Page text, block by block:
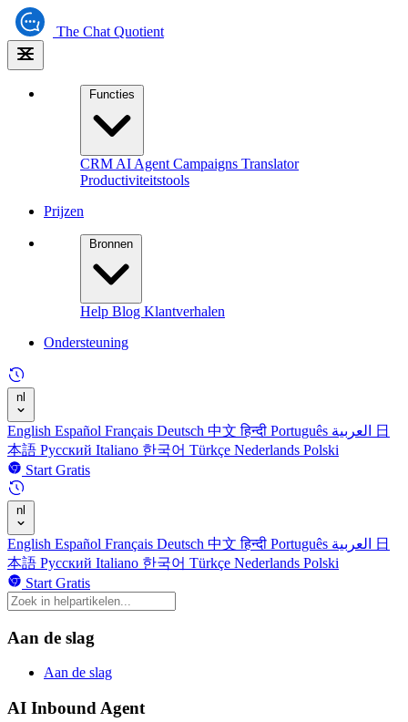
The Chat Quotient
Functies
CRM AI Agent Campaigns Translator
Productiviteitstools
Prijzen
Bronnen
Help Blog Klantverhalen
Ondersteuning
nl
English Español Français Deutsch 中文हिन्दी Português
日
本語 Русский Italiano 한국어 Türkçe Nederlands Polski
Start Gratis
nl
English Español Français Deutsch 中文हिन्दी Português
日
本語 Русский Italiano 한국어 Türkçe Nederlands Polski
Start Gratis
Aan de slag
Aan de slag
AI Inbound Agent